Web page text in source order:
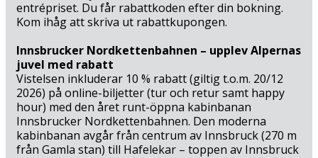
och natur, medan sommaren långsamt vecklar ut sig
omkring dig och minnen skapas för livet.
entrépriset. Du får rabattkoden efter din bokning.
Kom ihåg att skriva ut rabattkupongen.
Innsbrucker Nordkettenbahnen – upplev Alpernas
juvel med rabatt
Vistelsen inkluderar 10 % rabatt (giltig t.o.m. 20/12
2026) på online-biljetter (tur och retur samt happy
hour) med den året runt-öppna kabinbanan
Innsbrucker Nordkettenbahnen. Den moderna
kabinbanan avgår från centrum av Innsbruck (270 m
från Gamla stan) till Hafelekar – toppen av Innsbruck